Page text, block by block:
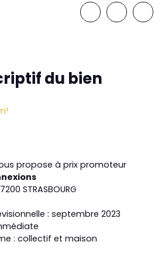
du bien
vous propose à prix promoteur
STRASBOURG
: septembre 2023
: collectif et maison